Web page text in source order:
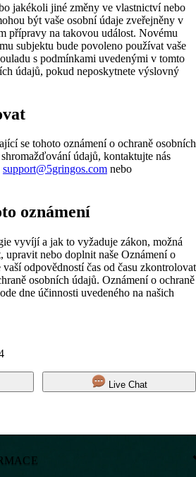
jakékoli jiné změny ve vlastnictví nebo
být vaše osobní údaje zveřejněny v
přípravy na takovou událost. Novému
subjektu bude povoleno používat vaše
s podmínkami uvedenými v tomto
údajů, pokud neposkytnete výslovný
se tohoto oznámení o ochraně osobních
údajů, kontaktujte nás
support@5gringos.com nebo
oznámení
vyvíjí a jak to vyžaduje zákon, možná
upravit nebo doplnit naše Oznámení o
odpovědností čas od času zkontrolovat
osobních údajů. Oznámení o ochraně
dne účinnosti uvedeného na našich
Live Chat